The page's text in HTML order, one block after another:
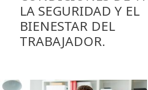
LA SEGURIDAD Y EL
BIENESTAR DEL
TRABAJADOR.